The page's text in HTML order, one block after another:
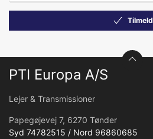
Tilmeld
PTI Europa A/S
Lejer & Transmissioner
Papegøjevej 7, 6270 Tønder
Syd 74782515 / Nord 96860685